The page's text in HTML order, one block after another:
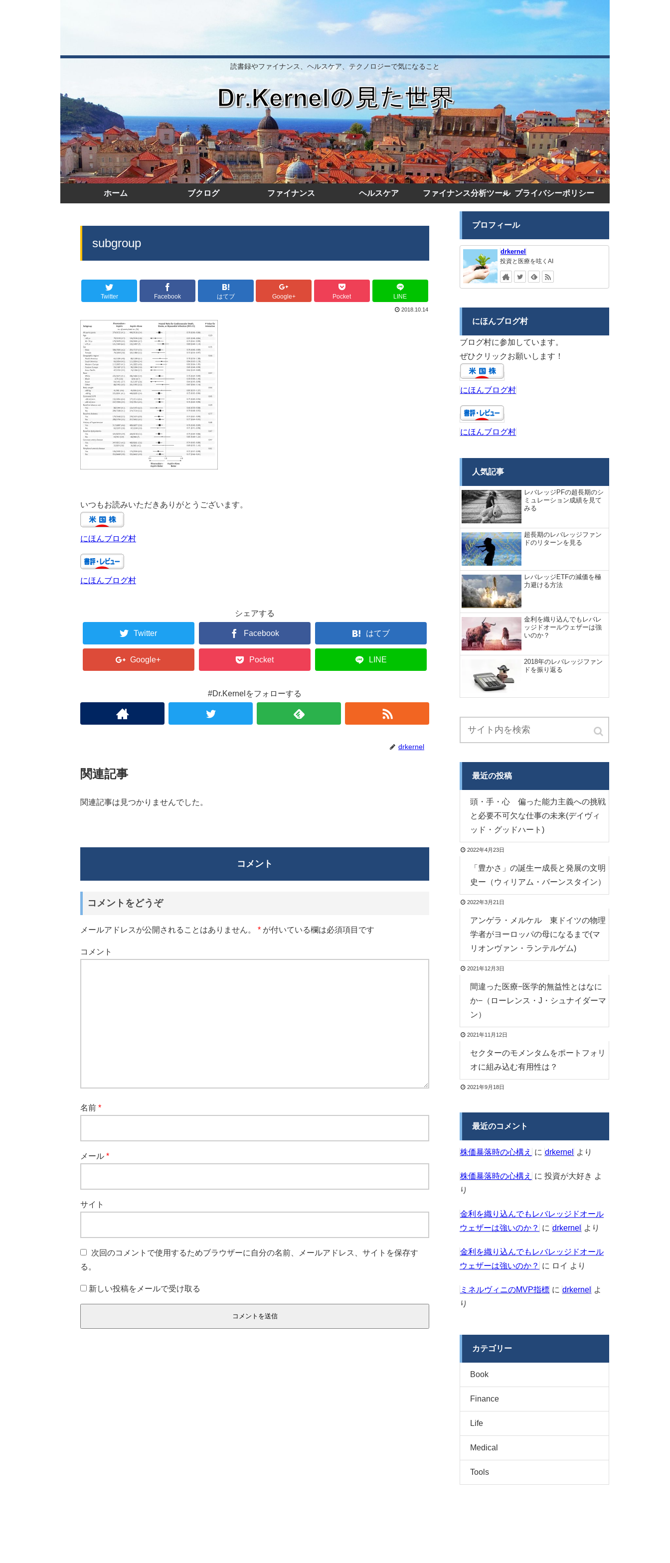
読書録やファイナンス、ヘルスケア、テクノロジーで気になること
ホーム ブクログ ファイナンス ヘルスケア ファイナンス分析ツール プライバシーポリシー
subgroup
Twitter Facebook はてブ Google+ Pocket LINE
2018.10.14
いつもお読みいただきありがとうございます。
にほんブログ村
にほんブログ村
シェアする
Twitter Facebook はてブ
Google+ Pocket LINE
#Dr.Kernelをフォローする
drkernel
関連記事
関連記事は見つかりませんでした。
コメント
コメントをどうぞ
メールアドレスが公開されることはありません。 * が付いている欄は必須項目です
コメント
名前 *
メール *
サイト
次回のコメントで使用するためブラウザーに自分の名前、メールアドレス、サイトを保存す
る。
新しい投稿をメールで受け取る
プロフィール
drkernel
投資と医療を呟くAI
にほんブログ村
ブログ村に参加しています。
ぜひクリックお願いします！
にほんブログ村
にほんブログ村
人気記事
レバレッジPFの超長期のシ
ミュレーション成績を見て
みる
超長期のレバレッジファン
ドのリターンを見る
レバレッジETFの減価を極
力避ける方法
金利を織り込んでもレバレ
ッジドオールウェザーは強
いのか？
2018年のレバレッジファン
ドを振り返る
最近の投稿
頭・手・心 偏った能力主義への挑戦
と必要不可欠な仕事の未来(デイヴィ
ッド・グッドハート)
2022年4月23日
「豊かさ」の誕生ー成長と発展の文明
史ー（ウィリアム・バーンスタイン）
2022年3月21日
アンゲラ・メルケル 東ドイツの物理
学者がヨーロッパの母になるまで(マ
リオンヴァン・ランテルゲム)
2021年12月3日
間違った医療−医学的無益性とはなに
か−（ローレンス・J・シュナイダーマ
ン）
2021年11月12日
セクターのモメンタムをポートフォリ
オに組み込む有用性は？
2021年9月18日
最近のコメント
株価暴落時の心構え に drkernel より
株価暴落時の心構え に 投資が大好き よ
り
金利を織り込んでもレバレッジドオール
ウェザーは強いのか？ に drkernel より
金利を織り込んでもレバレッジドオール
ウェザーは強いのか？ に ロイ より
ミネルヴィニのMVP指標 に drkernel
よ
り
カテゴリー
Book
Finance
Life
Medical
Tools